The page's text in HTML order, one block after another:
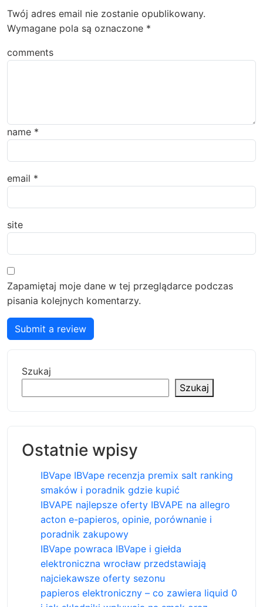
Twój adres email nie zostanie opublikowany.
Wymagane pola są oznaczone *
comments
name *
email *
site
Zapamiętaj moje dane w tej przeglądarce podczas
pisania kolejnych komentarzy.
Submit a review
Szukaj
Szukaj
Ostatnie wpisy
IBVape IBVape recenzja premix salt ranking
smaków i poradnik gdzie kupić
IBVAPE najlepsze oferty IBVAPE na allegro
acton e-papieros, opinie, porównanie i
poradnik zakupowy
IBVape powraca IBVape i giełda
elektroniczna wrocław przedstawiają
najciekawsze oferty sezonu
papieros elektroniczny – co zawiera liquid 0